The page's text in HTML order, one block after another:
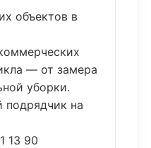
объектов в
— от замера
уборки.
подрядчик на
13 90